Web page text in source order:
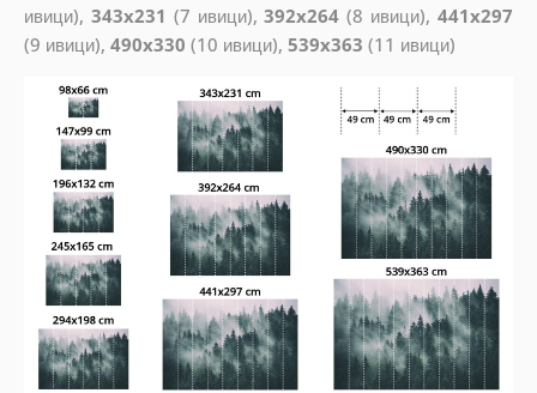
ивици), 343x231 (7 ивици),392x264 (8 ивици),441x297
(9 ивици), 490x330 (10 ивици), 539x363 (11 ивици)